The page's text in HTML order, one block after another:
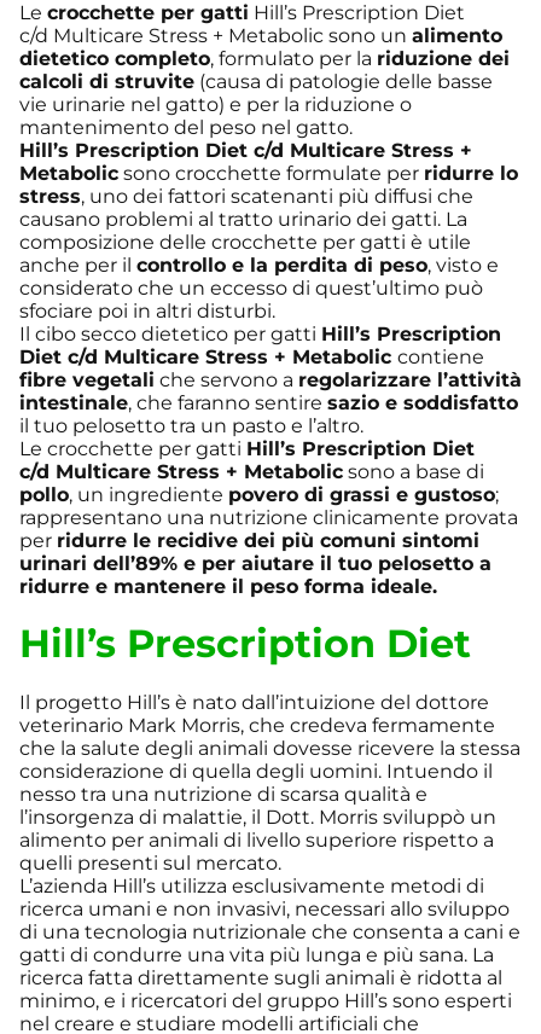
Le crocchette per gatti Hill’s Prescription Diet
c/d Multicare Stress + Metabolic sono un alimento
dietetico completo, formulato per la riduzione dei
calcoli di struvite (causa di patologie delle basse
vie urinarie nel gatto) e per la riduzione o
mantenimento del peso nel gatto.
Hill’s Prescription Diet c/d Multicare Stress +
Metabolic sono crocchette formulate per ridurre lo
stress, uno dei fattori scatenanti più diffusi che
causano problemi al tratto urinario dei gatti. La
composizione delle crocchette per gatti è utile
anche per il controllo e la perdita di peso, visto e
considerato che un eccesso di quest’ultimo può
sfociare poi in altri disturbi.
Il cibo secco dietetico per gatti Hill’s Prescription
Diet c/d Multicare Stress + Metabolic contiene
fibre vegetali che servono a regolarizzare l’attività
intestinale, che faranno sentire sazio e soddisfatto
il tuo pelosetto tra un pasto e l’altro.
Le crocchette per gatti Hill’s Prescription Diet
c/d Multicare Stress + Metabolic sono a base di
pollo, un ingrediente povero di grassi e gustoso;
rappresentano una nutrizione clinicamente provata
per ridurre le recidive dei più comuni sintomi
urinari dell’89% e per aiutare il tuo pelosetto a
ridurre e mantenere il peso forma ideale.
Hill’s Prescription Diet
Il progetto Hill’s è nato dall’intuizione del dottore
veterinario Mark Morris, che credeva fermamente
che la salute degli animali dovesse ricevere la stessa
considerazione di quella degli uomini. Intuendo il
nesso tra una nutrizione di scarsa qualità e
l’insorgenza di malattie, il Dott. Morris sviluppò un
alimento per animali di livello superiore rispetto a
quelli presenti sul mercato.
L’azienda Hill’s utilizza esclusivamente metodi di
ricerca umani e non invasivi, necessari allo sviluppo
di una tecnologia nutrizionale che consenta a cani e
gatti di condurre una vita più lunga e più sana. La
ricerca fatta direttamente sugli animali è ridotta al
minimo, e i ricercatori del gruppo Hill’s sono esperti
nel creare e studiare modelli artificiali che